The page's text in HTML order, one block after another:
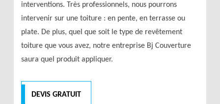
interventions. Très professionnels, nous pourrons
intervenir sur une toiture : en pente, en terrasse ou
plate. De plus, quel que soit le type de revêtement
toiture que vous avez, notre entreprise Bj Couverture
saura quel produit appliquer.
DEVIS GRATUIT